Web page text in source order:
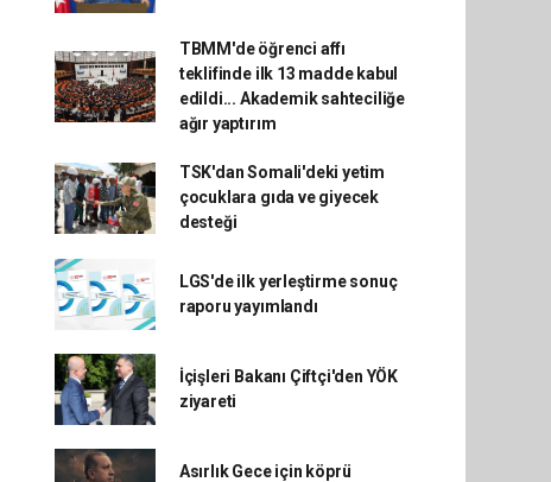
TBMM'de öğrenci affı
teklifinde ilk 13 madde kabul
edildi... Akademik sahteciliğe
ağır yaptırım
TSK'dan Somali'deki yetim
çocuklara gıda ve giyecek
desteği
LGS'de ilk yerleştirme sonuç
raporu yayımlandı
İçişleri Bakanı Çiftçi'den YÖK
ziyareti
Asırlık Gece için köprü